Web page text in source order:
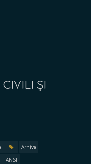
ȘI
Arhiva
ANSF